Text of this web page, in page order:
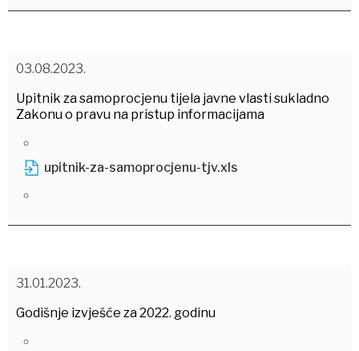
03.08.2023.
Upitnik za samoprocjenu tijela javne vlasti sukladno
Zakonu o pravu na pristup informacijama
upitnik-za-samoprocjenu-tjv.xls
31.01.2023.
Godišnje izvješće za 2022. godinu